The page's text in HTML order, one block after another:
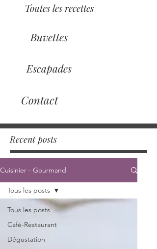
Toutes les recettes
Buvettes
Escapades
Contact
Recent posts
Cuisinier - Gourmand
Tous les posts
Café-Restaurant
Dégustation
Tous les posts